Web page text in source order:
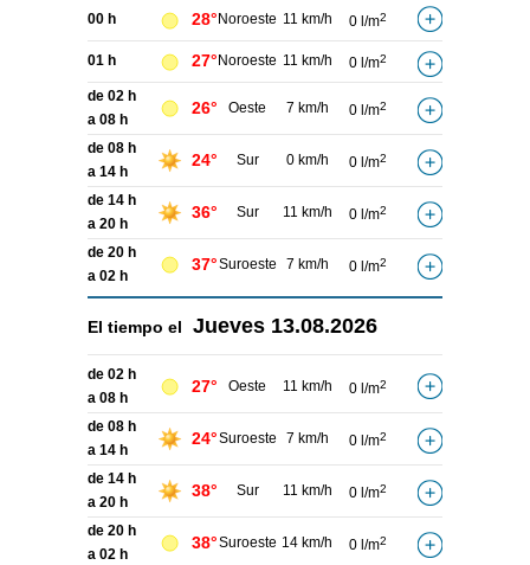
00 h 28° Noroeste 11 km/h 0 l/m2
01 h 27° Noroeste 11 km/h 0 l/m2
de 02 h
a 08 h
26° Oeste 7 km/h 0 l/m2
de 08 h
a 14 h
24° Sur 0 km/h 0 l/m2
de 14 h
a 20 h
36° Sur 11 km/h 0 l/m2
de 20 h
a 02 h
37°Suroeste 7 km/h 0 l/m2
El tiempo el Jueves 13.08.2026
de 02 h
a 08 h
27° Oeste 11 km/h 0 l/m2
de 08 h
a 14 h
24°Suroeste 7 km/h 0 l/m2
de 14 h
a 20 h
38° Sur 11 km/h 0 l/m2
de 20 h
a 02 h
38°Suroeste 14 km/h 0 l/m2